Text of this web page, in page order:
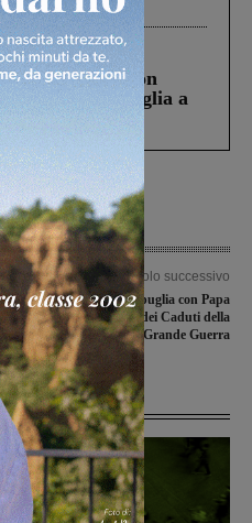
di Castiglion
ucciso la figlia a
Articolo successivo
Dal Valdarno a Redipuglia con Papa
Francesco nel ricordo dei Caduti della
Grande Guerra